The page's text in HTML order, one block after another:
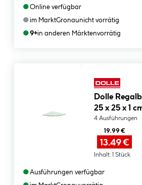
●Online verfügbar
●im MarktGronaunicht vorrätig
●9+in anderen Märktenvorrätig
Dolle
25 x 25 x 1
4 Ausführungen
19.99 €
13.49 €
Inhalt: 1 Stück
●Ausführungen verfügbar